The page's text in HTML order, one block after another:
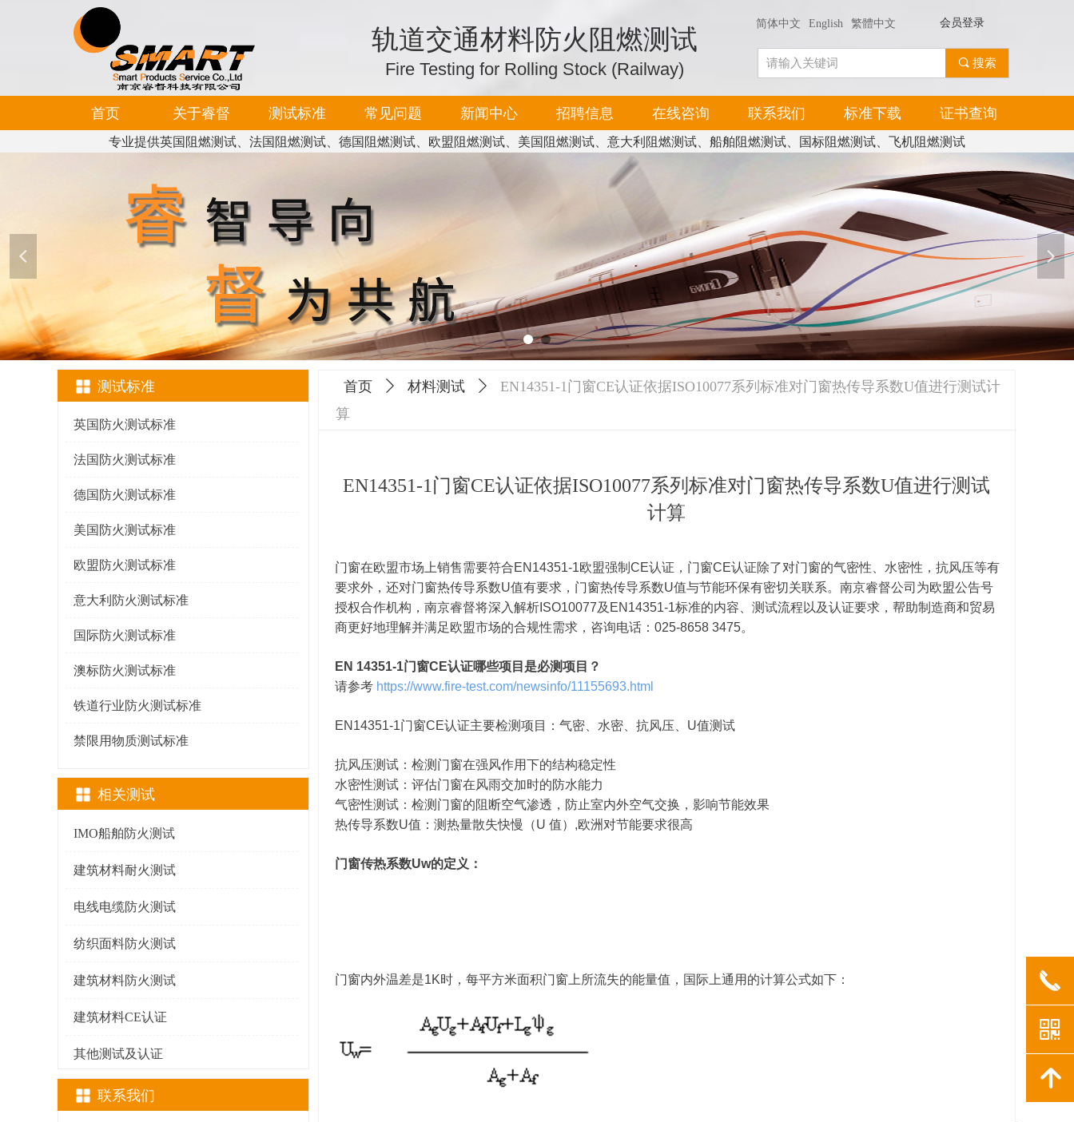
简体中文 English 繁體中文 会员登录
轨道交通材料防火阻燃测试
Fire Testing for Rolling Stock (Railway) 끠 搜索
首页 关于睿督 测试标准 常见问题 新闻中心 招聘信息 在线咨询 联系我们 标准下载 证书查询
专业提供英国阻燃测试、法国阻燃测试、德国阻燃测试、欧盟阻燃测试、美国阻燃测试、意大利阻燃测试、船舶阻燃测试、国标阻燃测试、飞机阻燃测试
넳 넲
联系我们
IMO船舶防火测试
建筑材料耐火测试
电线电缆防火测试
纺织面料防火测试
建筑材料防火测试
建筑材料CE认证
其他测试及认证
相关测试
英国防火测试标准
法国防火测试标准
德国防火测试标准
美国防火测试标准
欧盟防火测试标准
意大利防火测试标准
国际防火测试标准
澳标防火测试标准
铁道行业防火测试标准
禁限用物质测试标准
测试标准 首页 ꄲ 材料测试 ꄲ
EN14351-1门窗CE认证依据ISO10077系列标准对门窗热传导系数U值进行测试计
算
EN14351-1门窗CE认证依据ISO10077系列标准对门窗热传导系数U值进行测试
计算
门窗在欧盟市场上销售需要符合EN14351-1欧盟强制CE认证，门窗CE认证除了对门窗的气密性、水密性，抗风压等有
要求外，还对门窗热传导系数U值有要求，门窗热传导系数U值与节能环保有密切关联系。南京睿督公司为欧盟公告号
授权合作机构，南京睿督将深入解析ISO10077及EN14351-1标准的内容、测试流程以及认证要求，帮助制造商和贸易
商更好地理解并满足欧盟市场的合规性需求，咨询电话：025-8658 3475。
EN 14351-1门窗CE认证哪些项目是必测项目？
请参考 https://www.fire-test.com/newsinfo/11155693.html
EN14351-1门窗CE认证主要检测项目：气密、水密、抗风压、U值测试
抗风压测试：检测门窗在强风作用下的结构稳定性
水密性测试：评估门窗在风雨交加时的防水能力
气密性测试：检测门窗的阻断空气渗透，防止室内外空气交换，影响节能效果
热传导系数U值：测热量散失快慢（U 值）,欧洲对节能要求很高
门窗传热系数Uw的定义：
门窗内外温差是1K时，每平方米面积门窗上所流失的能量值，国际上通用的计算公式如下： 끅
낃
녕